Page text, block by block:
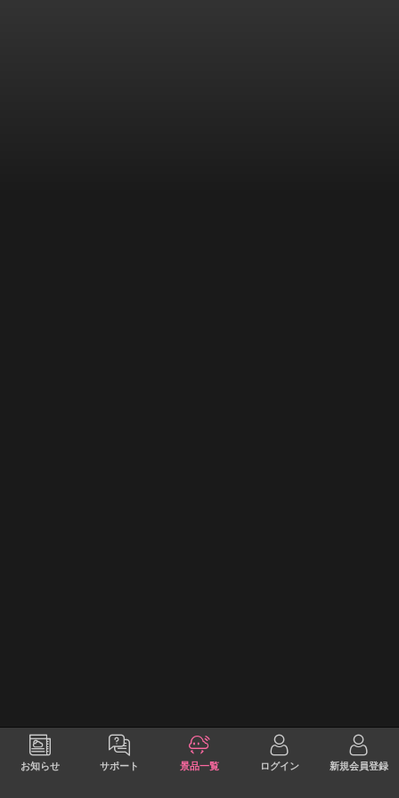
お知らせ サポート 景品一覧 ログイン 新規会員登録